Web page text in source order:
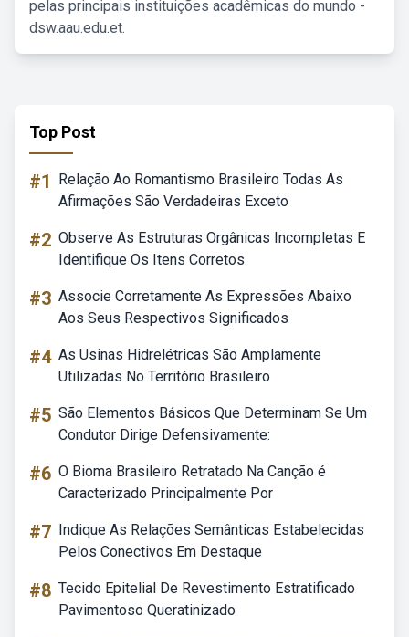
pelas principais instituições acadêmicas do mundo -
dsw.aau.edu.et.
Top Post
#1
Relação Ao Romantismo Brasileiro Todas As
Afirmações São Verdadeiras Exceto
#2 Observe As Estruturas Orgânicas Incompletas E
Identifique Os Itens Corretos
#3 Associe Corretamente As Expressões Abaixo
Aos Seus Respectivos Significados
#4 As Usinas Hidrelétricas São Amplamente
Utilizadas No Território Brasileiro
#5 São Elementos Básicos Que Determinam Se Um
Condutor Dirige Defensivamente:
#6 O Bioma Brasileiro Retratado Na Canção é
Caracterizado Principalmente Por
#7 Indique As Relações Semânticas Estabelecidas
Pelos Conectivos Em Destaque
#8 Tecido Epitelial De Revestimento Estratificado
Pavimentoso Queratinizado